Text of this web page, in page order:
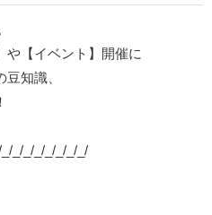
や【イベント】開催に
知識、
_/_/_/_/_/_/_/